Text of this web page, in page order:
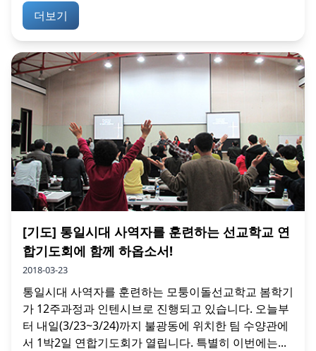
더보기
[기도] 통일시대 사역자를 훈련하는 선교학교 연
합기도회에 함께 하옵소서!
2018-03-23
통일시대 사역자를 훈련하는 모퉁이돌선교학교 봄학기
가 12주과정과 인텐시브로 진행되고 있습니다. 오늘부
터 내일(3/23~3/24)까지 불광동에 위치한 팀 수양관에
서 1박2일 연합기도회가 열립니다. 특별히 이번에는...